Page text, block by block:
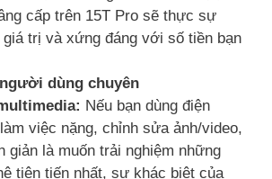
cấp trên 15T Pro sẽ thực sự
giá trị và xứng đáng với số tiền bạn
dùng chuyên
Nếu bạn dùng điện
việc nặng, chỉnh sửa ảnh/video,
giản là muốn trải nghiệm những
tiên tiến nhất, sự khác biệt của